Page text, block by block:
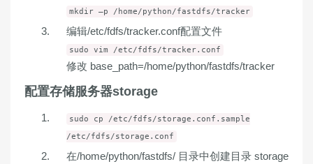
mkdir –p /home/python/fastdfs/tracker
编辑/etc/fdfs/tracker.conf配置文件
sudo vim /etc/fdfs/tracker.conf
修改 base_path=/home/python/fastdfs/tracker
配置存储服务器storage
sudo cp /etc/fdfs/storage.conf.sample
/etc/fdfs/storage.conf
在/home/python/fastdfs/ 目录中创建目录 storage